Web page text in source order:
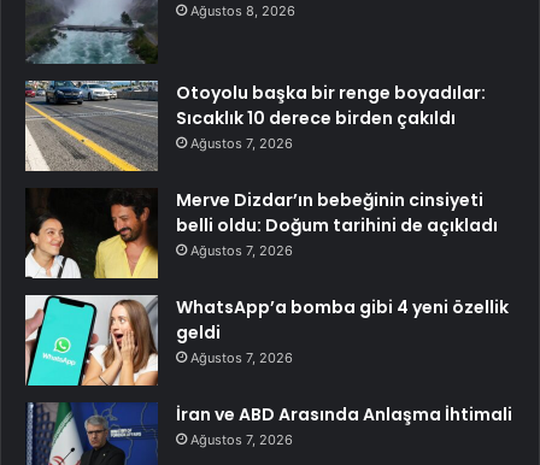
Ağustos 8, 2026
Otoyolu başka bir renge boyadılar:
Sıcaklık 10 derece birden çakıldı
Ağustos 7, 2026
Merve Dizdar’ın bebeğinin cinsiyeti
belli oldu: Doğum tarihini de açıkladı
Ağustos 7, 2026
WhatsApp’a bomba gibi 4 yeni özellik
geldi
Ağustos 7, 2026
İran ve ABD Arasında Anlaşma İhtimali
Ağustos 7, 2026